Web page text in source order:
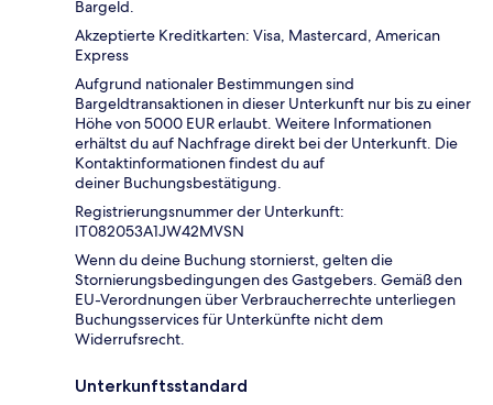
Bargeld.
Akzeptierte Kreditkarten: Visa, Mastercard, American
Express
Aufgrund nationaler Bestimmungen sind
Bargeldtransaktionen in dieser Unterkunft nur bis zu einer
Höhe von 5000 EUR erlaubt. Weitere Informationen
erhältst du auf Nachfrage direkt bei der Unterkunft. Die
Kontaktinformationen findest du auf
deiner Buchungsbestätigung.
Registrierungsnummer der Unterkunft:
IT082053A1JW42MVSN
Wenn du deine Buchung stornierst, gelten die
Stornierungsbedingungen des Gastgebers. Gemäß den
EU-Verordnungen über Verbraucherrechte unterliegen
Buchungsservices für Unterkünfte nicht dem
Widerrufsrecht.
Unterkunftsstandard